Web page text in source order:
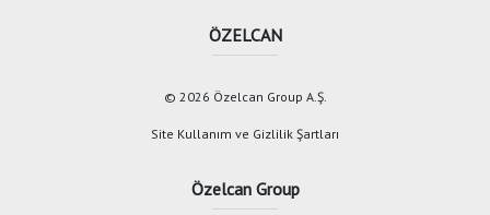
ÖZELCAN
© 2026 Özelcan Group A.Ş.
Site Kullanım ve Gizlilik Şartları
Özelcan Group